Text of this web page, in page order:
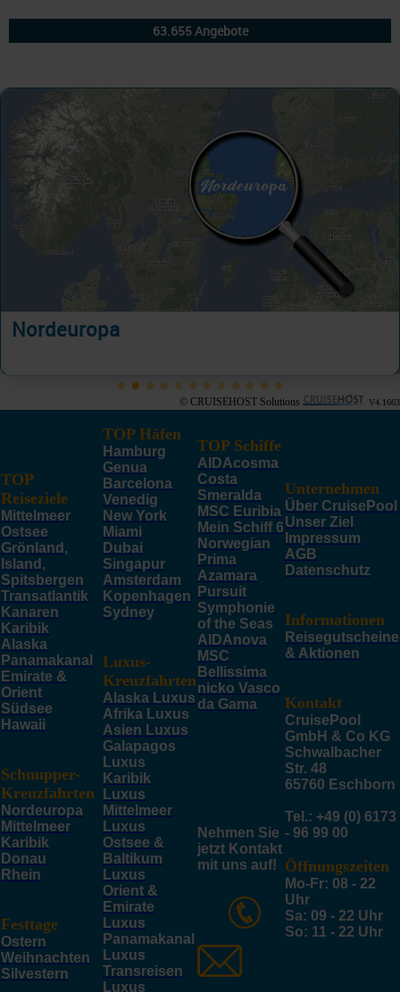
Nordeuropa
© CRUISEHOST Solutions V4.1663
TOP
Reiseziele
Mittelmeer
Ostsee
Grönland,
Island,
Spitsbergen
Transatlantik
Kanaren
Karibik
Alaska
Panamakanal
Emirate &
Orient
Südsee
Hawaii
Schnupper-
Kreuzfahrten
Nordeuropa
Mittelmeer
Karibik
Donau
Rhein
Festtage
Ostern
Weihnachten
Silvestern
TOP Häfen
Hamburg
Genua
Barcelona
Venedig
New York
Miami
Dubai
Singapur
Amsterdam
Kopenhagen
Sydney
Luxus-
Kreuzfahrten
Alaska Luxus
Afrika Luxus
Asien Luxus
Galapagos
Luxus
Karibik
Luxus
Mittelmeer
Luxus
Ostsee &
Baltikum
Luxus
Orient &
Emirate
Luxus
Panamakanal
Luxus
Transreisen
Luxus
TOP Schiffe
AIDAcosma
Costa
Smeralda
MSC Euribia
Mein Schiff 6
Norwegian
Prima
Azamara
Pursuit
Symphonie
of the Seas
AIDAnova
MSC
Bellissima
nicko Vasco
da Gama
Nehmen Sie
jetzt Kontakt
mit uns auf!
Unternehmen
Über CruisePool
Unser Ziel
Impressum
AGB
Datenschutz
Informationen
Reisegutscheine
& Aktionen
Kontakt
CruisePool
GmbH & Co KG
Schwalbacher
Str. 48
65760 Eschborn
Tel.: +49 (0) 6173
- 96 99 00
Öffnungszeiten
Mo-Fr: 08 - 22
Uhr
Sa: 09 - 22 Uhr
So: 11 - 22 Uhr